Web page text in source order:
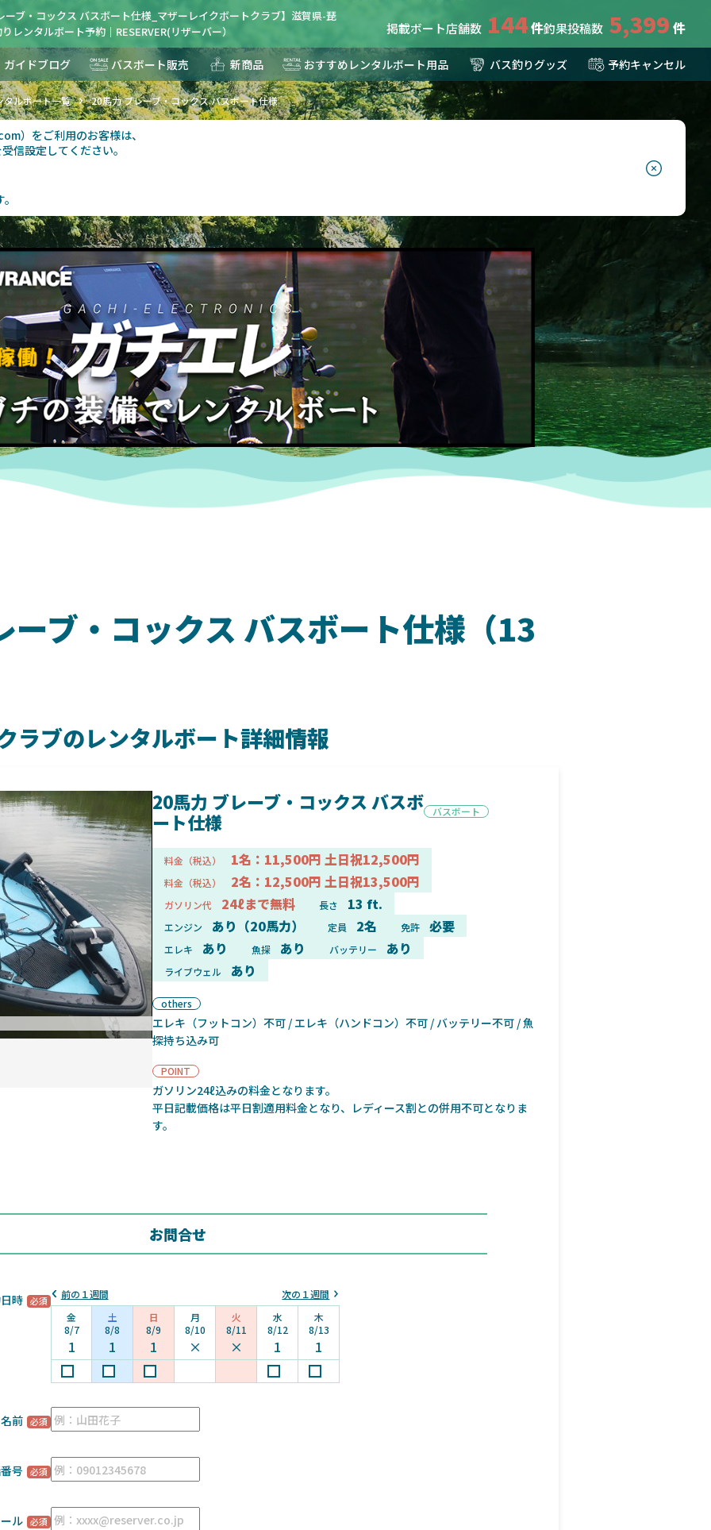
ーブ・コックス バスボート仕様_マザーレイクボートクラブ】滋賀県-琵
レンタルボート予約｜RESERVER(リザーバー）
掲載ボート店舗数 144 釣果投稿数 5,399
ガイドブログ バスボート販売 新商品 おすすめレンタルボート用品 バス釣りグッズ 予約キャンセル
タルボート一覧 20馬力 ブレーブ・コックス バスボート仕様
）をご利用のお客様は、
信設定してください。
ーブ・コックス バスボート仕様（13
ラブのレンタルボート詳細情報
ボート正面
20馬力 ブレーブ・コックス バスボ
ート仕様
バスボート
料金（税込） 1名：11,500円 土日祝12,500円
料金（税込） 2名：12,500円 土日祝13,500円
ガソリン代 24ℓまで無料 長さ 13 ft.
エンジン あり（20馬力） 定員 2名 免許 必要
エレキ あり 魚探 あり バッテリー あり
ライブウェル あり
others
エレキ（フットコン）不可 / エレキ（ハンドコン）不可 / バッテリー不可 / 魚
探持ち込み可
POINT
ガソリン24ℓ込みの料金となります。
平日記載価格は平日割適用料金となり、レディース割との併用不可となりま
す。
お問合せ
時 前の１週間
次の１週間
金
8/7
1
土
8/8
1
日
8/9
1
月
8/10
×
火
8/11
×
水
8/12
1
木
8/13
1
前
号
ル